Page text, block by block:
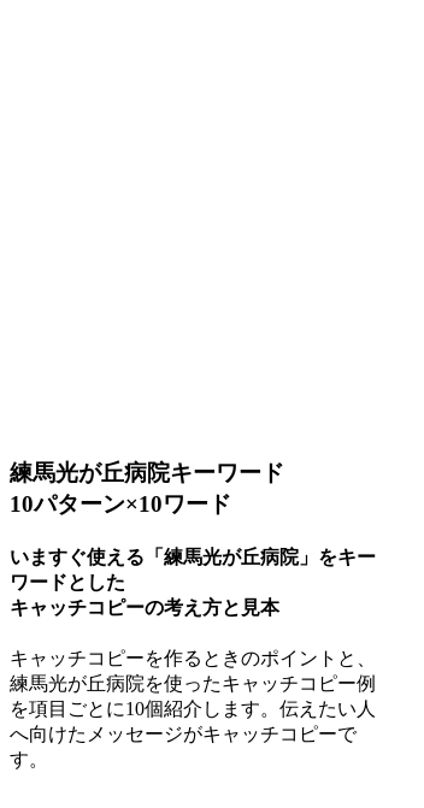
練馬光が丘病院キーワード
10パターン×10ワード
いますぐ使える「練馬光が丘病院」をキー
ワードとした
キャッチコピーの考え方と見本
キャッチコピーを作るときのポイントと、
練馬光が丘病院を使ったキャッチコピー例
を項目ごとに10個紹介します。伝えたい人
へ向けたメッセージがキャッチコピーで
す。